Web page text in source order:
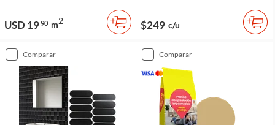
USD 1990 m2 $249 c/u
comparar comparar